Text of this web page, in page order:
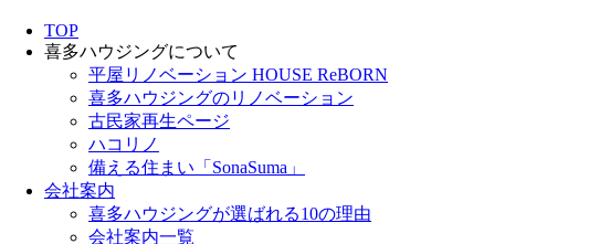
TOP
喜多ハウジングについて
平屋リノベーション HOUSE ReBORN
喜多ハウジングのリノベーション
古民家再生ページ
ハコリノ
備える住まい「SonaSuma」
会社案内
喜多ハウジングが選ばれる10の理由
会社案内一覧